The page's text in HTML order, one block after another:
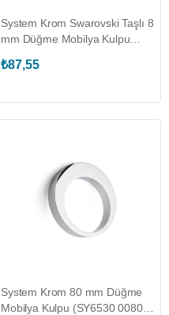
System Krom Swarovski Taşlı 8
mm Düğme Mobilya Kulpu
₺87,55
System Krom 80 mm Düğme
Mobilya Kulpu (SY6530 0080